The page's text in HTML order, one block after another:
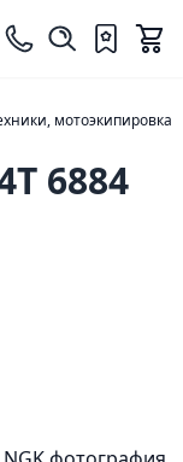
мотоэкипировка
6884